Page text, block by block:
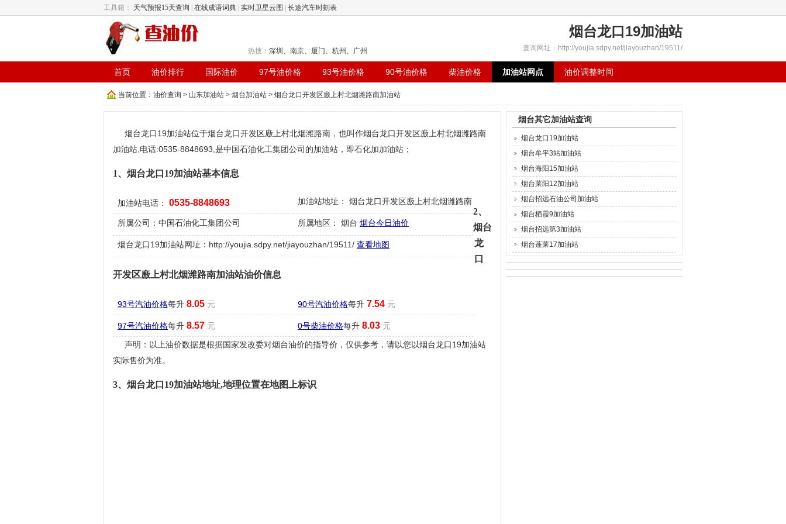
热搜： 深圳 、 南京、 厦门、 杭州 、 广州
烟台龙口19加油站
查询网址：http://youjia.sdpy.net/jiayouzhan/19511/
首页 油价排行 国际油价 97号油价格 93号油价格 90号油价格 柴油价格 加油站网点 油价调整时间
工具箱： 天气预报15天查询 在线成语词典 实时卫星云图 长途汽车时刻表
当前位置： 油价查询 > 山东加油站 > 烟台加油站 > 烟台龙口开发区廒上村北烟潍路南加油站
烟台龙口19加油站位于烟台龙口开发区廒上村北烟潍路南，也叫作烟台龙口开发区廒上村北烟潍路南
加油站,电话:0535-8848693,是中国石油化工集团公司的加油站，即石化加加油站；
1、烟台龙口19加油站基本信息
加油站电话： 0535-8848693 加油站地址： 烟台龙口开发区廒上村北烟潍路南
所属公司：中国石油化工集团公司 所属地区： 烟台 烟台今日油价
烟台龙口19加油站网址：http://youjia.sdpy.net/jiayouzhan/19511/ 查看地图
2、
烟台
龙
口
开发区廒上村北烟潍路南加油站油价信息
93号汽油价格每升 8.05 元 90号汽油价格每升 7.54 元
97号汽油价格每升 8.57 元 0号柴油价格每升 8.03 元
声明：以上油价数据是根据国家发改委对烟台油价的指导价，仅供参考，请以您以烟台龙口19加油站
实际售价为准。
3、烟台龙口19加油站地址,地理位置在地图上标识
烟台其它加油站查询
烟台龙口19加油站
烟台牟平3站加油站
烟台海阳15加油站
烟台莱阳12加油站
烟台招远石油公司加油站
烟台栖霞9加油站
烟台招远第3加油站
烟台蓬莱17加油站